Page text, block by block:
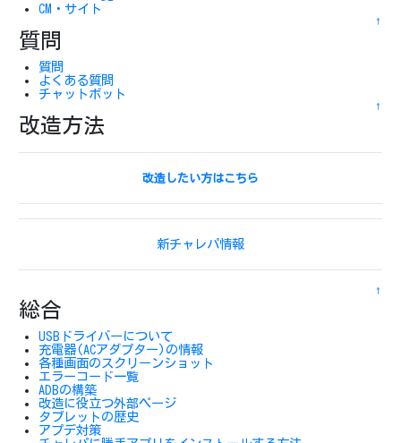
CM・サイト
↑
質問
質問
よくある質問
チャットボット
↑
改造方法
改造したい方はこちら
新チャレパ情報
↑
総合
USBドライバーについて
充電器(ACアダプター)の情報
各種画面のスクリーンショット
エラーコード一覧
ADBの構築
改造に役立つ外部ページ
タブレットの歴史
アプデ対策